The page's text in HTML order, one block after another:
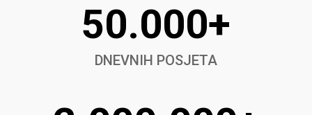
50.000+
DNEVNIH POSJETA